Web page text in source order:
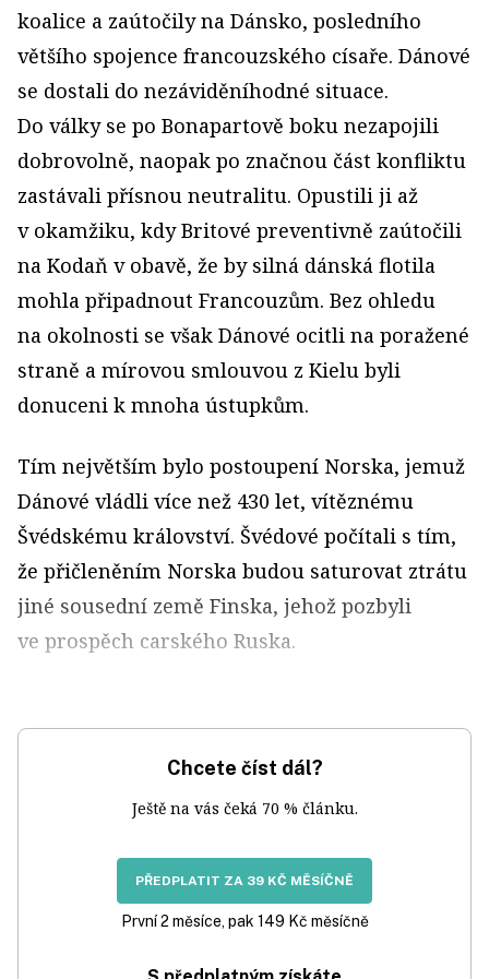
koalice a zaútočily na Dánsko, posledního
většího spojence francouzského císaře. Dánové
se dostali do nezáviděníhodné situace.
Do války se po Bonapartově boku nezapojili
dobrovolně, naopak po značnou část konfliktu
zastávali přísnou neutralitu. Opustili ji až
v okamžiku, kdy Britové preventivně zaútočili
na Kodaň v obavě, že by silná dánská flotila
mohla připadnout Francouzům. Bez ohledu
na okolnosti se však Dánové ocitli na poražené
straně a mírovou smlouvou z Kielu byli
donuceni k mnoha ústupkům.
Tím největším bylo postoupení Norska, jemuž
Dánové vládli více než 430 let, vítěznému
Švédskému království. Švédové počítali s tím,
že přičleněním Norska budou saturovat ztrátu
jiné sousední země Finska, jehož pozbyli
ve prospěch carského Ruska.
Chcete číst dál?
Ještě na vás čeká 70 % článku.
PŘEDPLATIT ZA 39 KČ MĚSÍČNĚ
První 2 měsíce, pak 149 Kč měsíčně